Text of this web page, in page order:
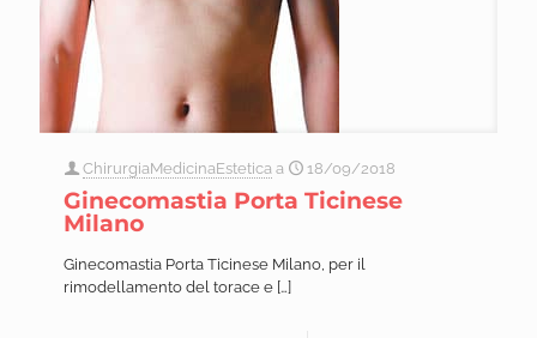
ChirurgiaMedicinaEstetica a 18/09/2018
Ginecomastia Porta Ticinese
Milano
Ginecomastia Porta Ticinese Milano, per il
rimodellamento del torace e […]